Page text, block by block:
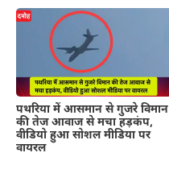
पथरिया में आसमान से गुजरे विमान
की तेज आवाज से मचा हड़कंप,
वीडियो हुआ सोशल मीडिया पर
वायरल